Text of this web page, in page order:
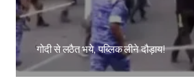
गोदी से लठैत भये, पब्लिक लीने दौड़ाय!
Amit Lekh